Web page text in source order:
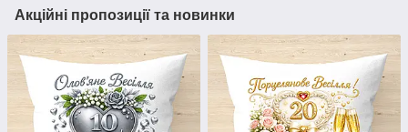
Акційні пропозиції та новинки